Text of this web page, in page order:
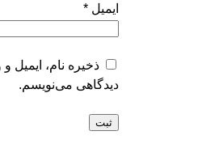
ایمیل*
ذخیره نام، ایمیل
دیدگاهی می‌نویسم.